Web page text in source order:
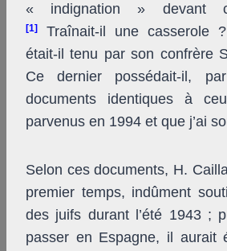
« indignation » devant
[1]
Traînait-il une casserole
était-il tenu par son confrère
Ce dernier possédait-il,
documents identiques à
parvenus en 1994 et que j’ai
Selon ces documents, H.
premier temps, indûment
des juifs durant l’été 1943 ;
passer en Espagne, il aurait